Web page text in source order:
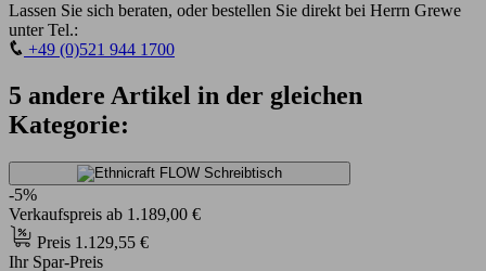
Lassen Sie sich beraten, oder bestellen Sie direkt bei Herrn Grewe
unter Tel.:
+49 (0)521 944 1700
5 andere Artikel in der gleichen
Kategorie:
-5%
Verkaufspreis ab 1.189,00 €
Preis 1.129,55 €
Ihr Spar-Preis